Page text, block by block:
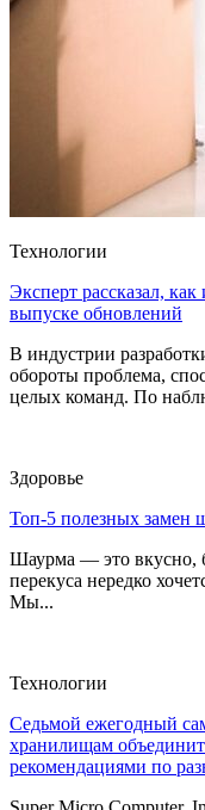
Технологии
Эксперт рассказал, как
выпуске обновлений
В индустрии
обороты проблема,
целых команд. По
Здоровье
Топ-5 полезных замен
Шаурма — это вкусно,
перекуса нередко
Мы...
Технологии
Седьмой ежегодный
хранилищам
рекомендациями по